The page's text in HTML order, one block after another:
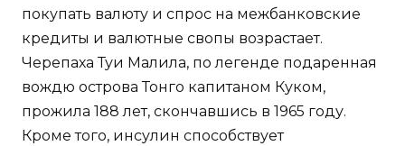
покупать валюту и спрос на межбанковские
кредиты и валютные свопы возрастает.
Черепаха Туи Малила, по легенде подаренная
вождю острова Тонго капитаном Куком,
прожила 188 лет, скончавшись в 1965 году.
Кроме того, инсулин способствует